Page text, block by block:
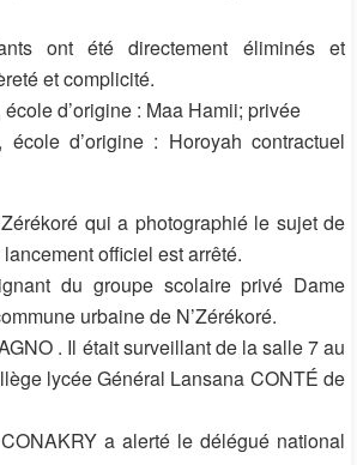
ont été directement éliminés et
et complicité.
d’origine : Maa Hamii; privée
d’origine : Horoyah contractuel
qui a photographié le sujet de
officiel est arrêté.
du groupe scolaire privé Dame
urbaine de N’Zérékoré.
. Il était surveillant de la salle 7 au
lycée Général Lansana CONTÉ de
a alerté le délégué national